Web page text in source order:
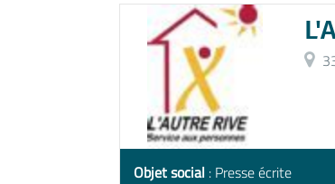
Objet social : Presse écrite